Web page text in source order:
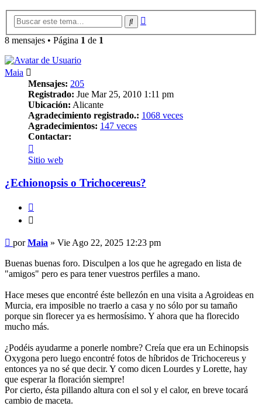
Buscar
8 mensajes • Página 1 de 1
Maia
Mensajes: 205
Registrado: Jue Mar 25, 2010 1:11 pm
Ubicación: Alicante
Agradecimiento registrado.: 1068 veces
Agradecimientos: 147 veces
Contactar:
Maia
Sitio web
¿Echionopsis o Trichocereus?
Mensaje
porMaia » Vie Ago 22, 2025 12:23 pm
Buenas buenas foro. Disculpen a los que he agregado en lista de
"amigos" pero es para tener vuestros perfiles a mano.
Hace meses que encontré éste bellezón en una visita a Agroideas en
Murcia, era imposible no traerlo a casa y no sólo por su tamaño
porque sin florecer ya es hermosísimo. Y ahora que ha florecido
mucho más.
¿Podéis ayudarme a ponerle nombre? Creía que era un Echinopsis
Oxygona pero luego encontré fotos de híbridos de Trichocereus y
entonces ya no sé que decir. Y como dicen Lourdes y Lorette, hay
que esperar la floración siempre!
Por cierto, ésta pillando altura con el sol y el calor, en breve tocará
cambio de maceta.